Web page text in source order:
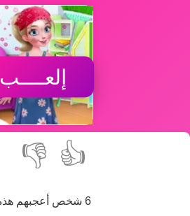
إلعــــب
👍
👎
6 شخص أعجبهم هذه اللعبة، انضم إليهم!